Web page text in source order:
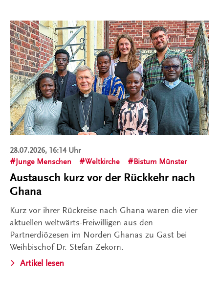
28.07.2026, 16:14 Uhr
Junge Menschen
Weltkirche Bistum Münster
Austausch kurz vor der Rückkehr nach
Ghana
Kurz vor ihrer Rückreise nach Ghana waren die vier
aktuellen weltwärts-Freiwilligen aus den
Partnerdiözesen im Norden Ghanas zu Gast bei
Weihbischof Dr. Stefan Zekorn.
Artikel lesen